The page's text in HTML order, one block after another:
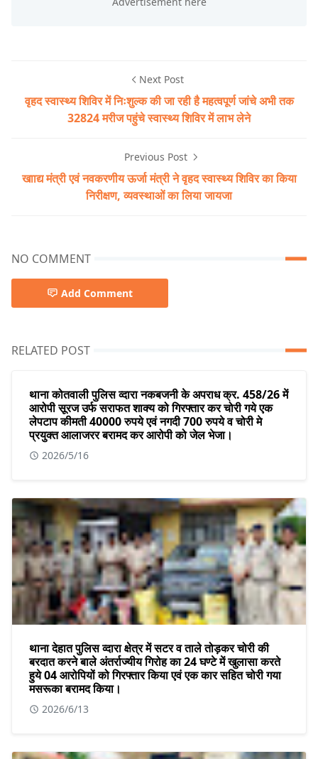
Next Post
वृहद स्वास्थ्य शिविर में निःशुल्क की जा रही है महत्वपूर्ण जांचे अभी तक
32824 मरीज पहुंचे स्वास्थ्य शिविर में लाभ लेने
Previous Post
खााद्य मंत्री एवं नवकरणीय ऊर्जा मंत्री ने वृहद स्वास्थ्य शिविर का किया
निरीक्षण, व्यवस्थाओं का लिया जायजा
NO COMMENT
Add Comment
RELATED POST
थाना कोतवाली पुलिस व्दारा नकबजनी के अपराध क्र. 458/26 में
आरोपी सूरज उर्फ सराफत शाक्य को गिरफ्तार कर चोरी गये एक
लेपटाप कीमती 40000 रुपये एवं नगदी 700 रुपये व चोरी मे
प्रयुक्त आलाजरर बरामद कर आरोपी को जेल भेजा।
2026/5/16
थाना देहात पुलिस व्दारा क्षेत्र में सटर व ताले तोड़कर चोरी की
बरदात करने बाले अंतर्राज्यीय गिरोह का 24 घण्टे में खुलासा करते
हुये 04 आरोपियों को गिरफ्तार किया एवं एक कार सहित चोरी गया
मसरूका बरामद किया।
2026/6/13